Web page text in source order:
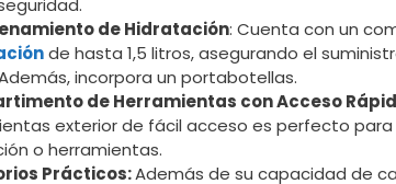
de Hidratación: Cuenta con un
de hasta 1,5 litros, asegurando el
incorpora un portabotellas.
de Herramientas con Acceso
exterior de fácil acceso es perfecto
o herramientas.
Prácticos:Además de su capacidad de